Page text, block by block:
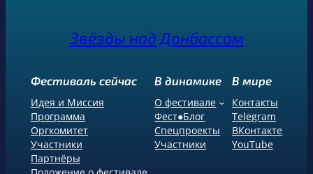
Звёзды над Донбассом
Фестиваль сейчас
Идея и Миссия
Программа
Оргкомитет
Участники
Партнёры
В динамике
О фестивале
Фест●Блог
Спецпроекты
Участники
В мире
Контакты
Telegram
ВКонтакте
YouTube